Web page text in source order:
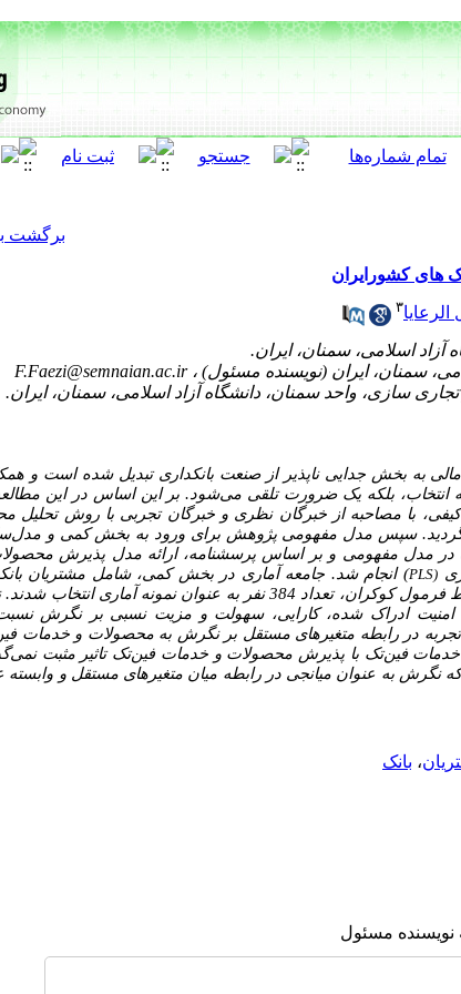
برگشت
های کشورایران
۳
F.Faezi@semnaian.ac.ir
مالی به بخش جدایی ناپذیر از صنعت بانکداری تبدیل شده است و
نه انتخاب، بلکه یک ضرورت تلقی می‌شود. بر این اساس در این
با مصاحبه از خبرگان نظری و خبرگان تجربی با روش تحلیل
اصلی و تعداد 10 سند نهایی حاصل گردید. سپس مدل مفهومی پژوهش برای ورود به بخش کمی و
در مدل مفهومی و بر اساس پرسشنامه،ارائه مدل پذیرش
(
PLS
)انجام شد. جامعه آماری در بخش کمی، شامل مشتریان
موسسات مالی هستند که با توجه به نامحدود بودن جامعه آماری، توسط فرمول کوکران، تعداد 384 نفر به عنوان نمونه آماری
امنیت ادراک شده، کارایی، سهولت و مزیت نسبی بر نگرش
در رابطه متغیرهای مستقل بر نگرش به محصولات و خدمات
فین‌تک با پذیرش محصولات و خدمات فین‌تک تاثیر مثبت
که نگرش به عنوان میانجی در رابطه میان متغیرهای مستقل و
، بانک
نویسنده مسئول